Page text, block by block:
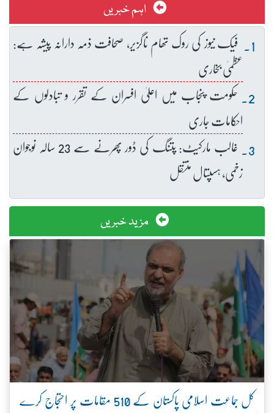
اہم خبریں
فیک نیوز کی روک تھام ناگزیر، صحافت ذمہ دارانہ پیشہ ہے:
عظمیٰ بخاری
حکومت پنجاب میں اعلیٰ افسران کے تقرر و تبادلوں کے
احکامات جاری
غالب مارکیٹ: پتنگ کی ڈور پھرنے سے 23 سالہ نوجوان
زخمی، ہسپتال منتقل
مزید خبریں
کل جماعت اسلامی پاکستان کے 510 مقامات پر احتجاج کرے